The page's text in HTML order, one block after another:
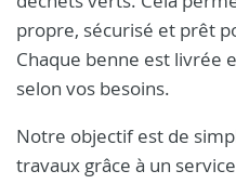
propre, sécurisé et prêt
Chaque benne est livrée
selon vos besoins.
Notre objectif est de
travaux grâce à un